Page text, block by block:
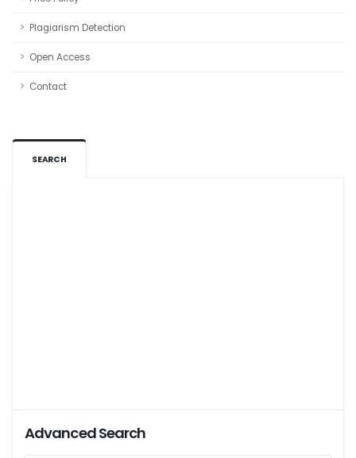
Plagiarism Detection
Open Access
Contact
SEARCH
Advanced Search